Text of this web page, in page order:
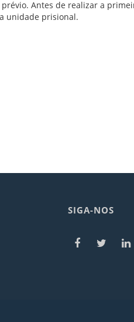
Antes de realizar a
unidade prisional.
SIGA-NOS